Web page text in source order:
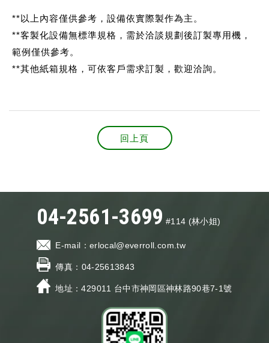
**以上內容僅供參考，設備依實際製作為主。
**客製化設備無標準規格，需於洽談規劃後訂製專用機，
範例僅供參考。
**其他紙箱規格，可依客戶需求訂製，歡迎洽詢。
回上頁
04-2561-3699 #114 (林小姐)
E-mail： erlocal@everroll.com.tw
傳真： 04-25613843
地址：429011 台中市神岡區神林路90巷7-1號